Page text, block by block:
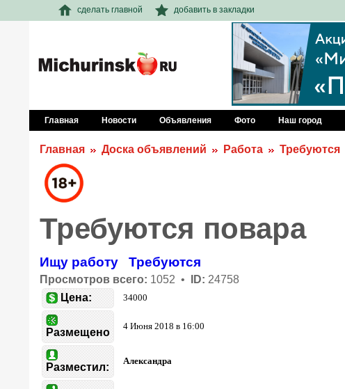
сделать главной добавить в закладки
Главная Новости Объявления Фото Наш город
Главная Доска объявлений Работа Требуются
Требуются повара
Ищу работу Требуются
Просмотров всего: 1052 • ID: 24758
Цена:
34000
Размещено
4 Июня 2018 в 16:00
Разместил:
Александра